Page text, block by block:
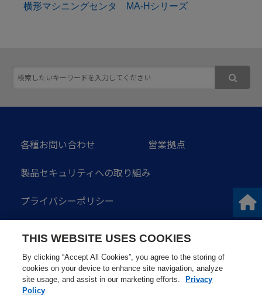
横形マシニングセンタ MA-Hシリーズ
各種お問い合わせ
営業拠点
製品セキュリティへの取り組み
プライバシーポリシー
サイトのご利用にあたって
サイトマップ
THIS WEBSITE USES COOKIES
By clicking “Accept All Cookies”, you agree to the storing of
cookies on your device to enhance site navigation, analyze
site usage, and assist in our marketing efforts.
Privacy
Policy